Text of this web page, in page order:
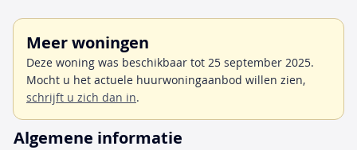
Meer woningen
Deze woning was beschikbaar tot 25 september 2025.
Mocht u het actuele huurwoningaanbod willen zien,
schrijft u zich dan in.
Algemene informatie